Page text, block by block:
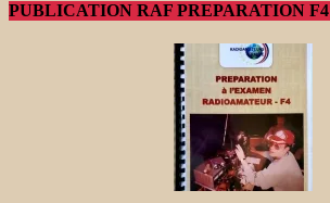
PUBLICATION RAF PREPARATION F4